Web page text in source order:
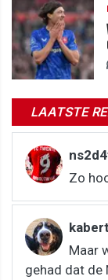
LAATSTE
Zo
kabert
Maar
gehad dat de